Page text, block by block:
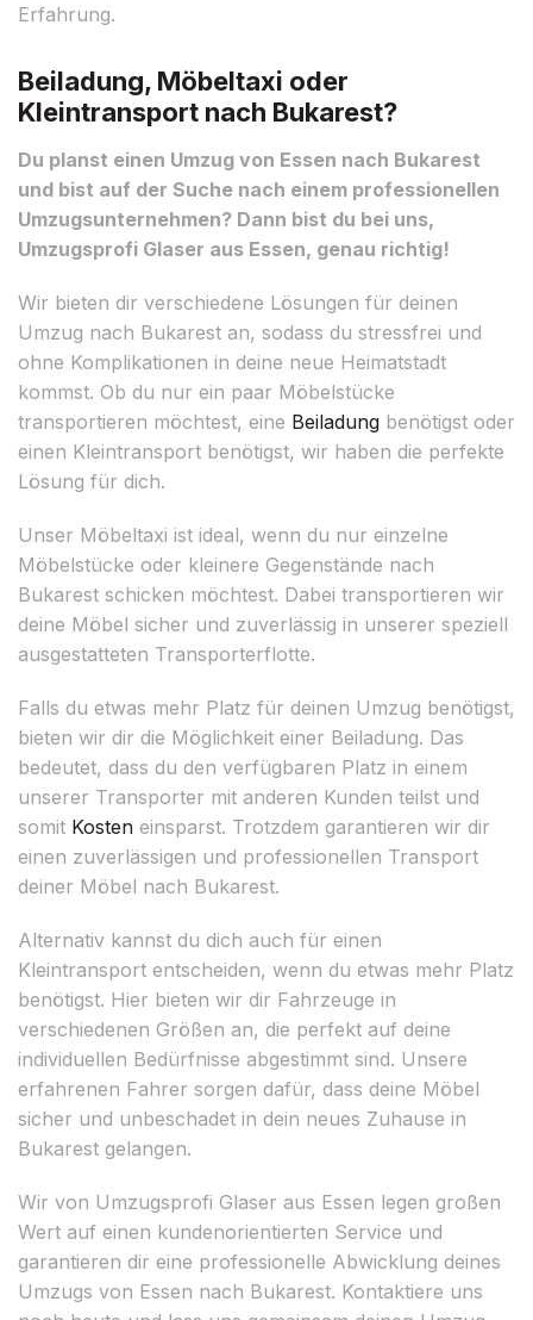
Erfahrung.
Beiladung, Möbeltaxi oder
Kleintransport nach Bukarest?
Du planst einen Umzug von Essen nach Bukarest
und bist auf der Suche nach einem professionellen
Umzugsunternehmen? Dann bist du bei uns,
Umzugsprofi Glaser aus Essen, genau richtig!
Wir bieten dir verschiedene Lösungen für deinen
Umzug nach Bukarest an, sodass du stressfrei und
ohne Komplikationen in deine neue Heimatstadt
kommst. Ob du nur ein paar Möbelstücke
transportieren möchtest, eine Beiladung benötigst oder
einen Kleintransport benötigst, wir haben die perfekte
Lösung für dich.
Unser Möbeltaxi ist ideal, wenn du nur einzelne
Möbelstücke oder kleinere Gegenstände nach
Bukarest schicken möchtest. Dabei transportieren wir
deine Möbel sicher und zuverlässig in unserer speziell
ausgestatteten Transporterflotte.
Falls du etwas mehr Platz für deinen Umzug benötigst,
bieten wir dir die Möglichkeit einer Beiladung. Das
bedeutet, dass du den verfügbaren Platz in einem
unserer Transporter mit anderen Kunden teilst und
somit Kosten einsparst. Trotzdem garantieren wir dir
einen zuverlässigen und professionellen Transport
deiner Möbel nach Bukarest.
Alternativ kannst du dich auch für einen
Kleintransport entscheiden, wenn du etwas mehr Platz
benötigst. Hier bieten wir dir Fahrzeuge in
verschiedenen Größen an, die perfekt auf deine
individuellen Bedürfnisse abgestimmt sind. Unsere
erfahrenen Fahrer sorgen dafür, dass deine Möbel
sicher und unbeschadet in dein neues Zuhause in
Bukarest gelangen.
Wir von Umzugsprofi Glaser aus Essen legen großen
Wert auf einen kundenorientierten Service und
garantieren dir eine professionelle Abwicklung deines
Umzugs von Essen nach Bukarest. Kontaktiere uns